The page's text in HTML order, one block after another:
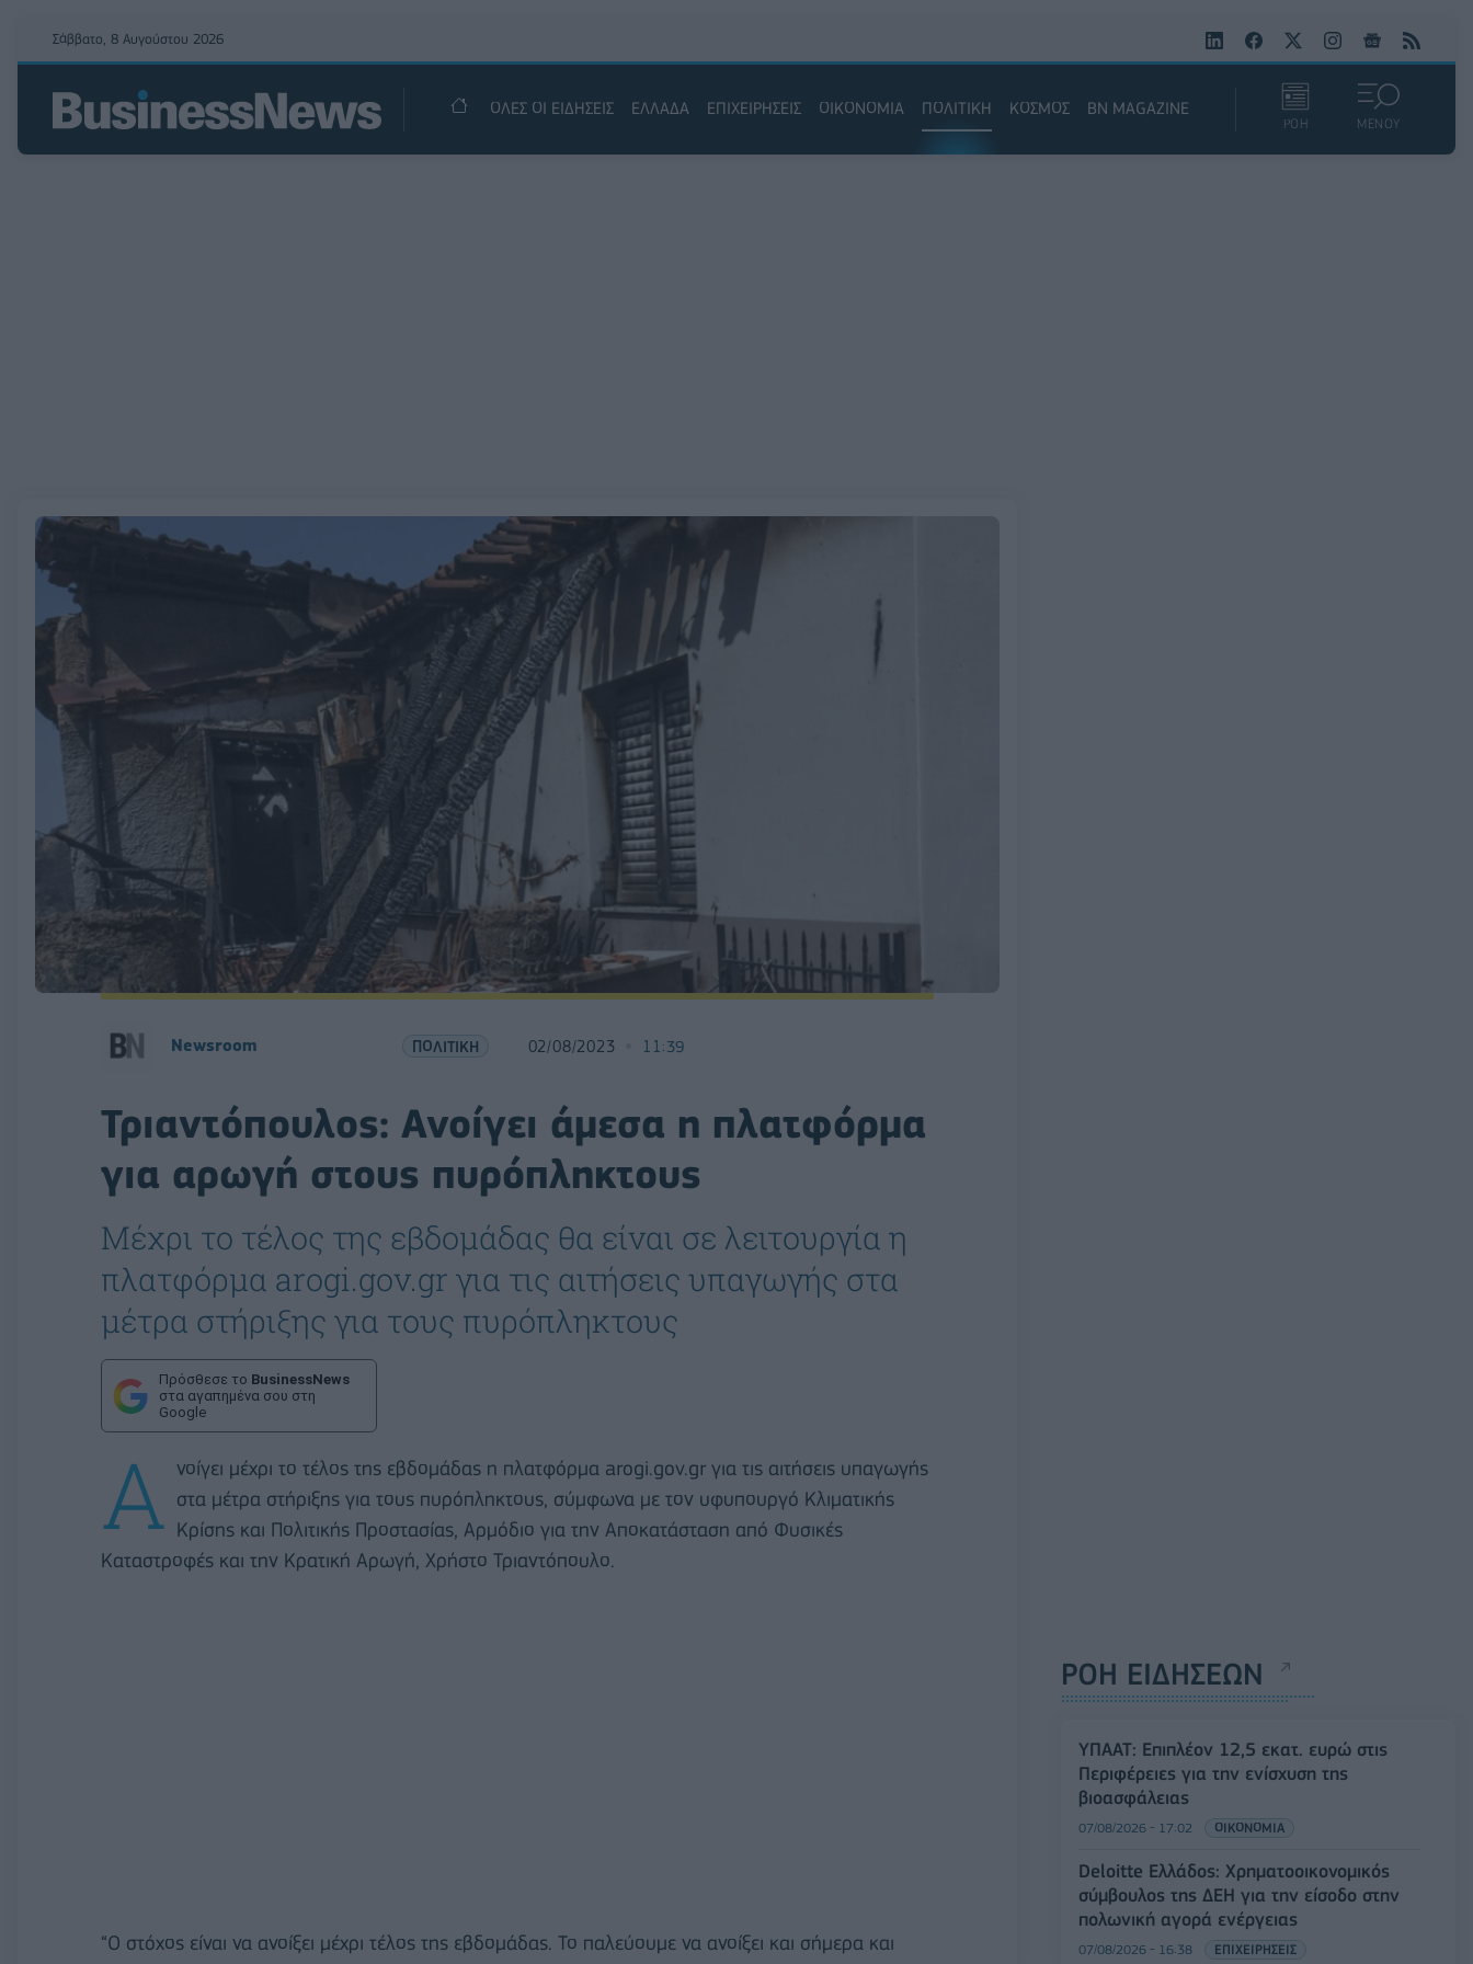
Σάββατο, 8 Αυγούστου 2026
ΟΛΕΣ ΟΙ ΕΙΔΗΣΕΙΣ ΕΛΛΑΔΑ ΕΠΙΧΕΙΡΗΣΕΙΣ ΟΙΚΟΝΟΜΙΑ ΠΟΛΙΤΙΚΗ ΚΟΣΜΟΣ BN MAGAZINE
ΡΟΗ ΜΕΝΟΥ
Newsroom ΠΟΛΙΤΙΚΗ 02/08/2023 11:39
Τριαντόπουλος: Ανοίγει άμεσα η πλατφόρμα
για αρωγή στους πυρόπληκτους
Μέχρι το τέλος της εβδομάδας θα είναι σε λειτουργία η
πλατφόρμα arogi.gov.gr για τις αιτήσεις υπαγωγής στα
μέτρα στήριξης για τους πυρόπληκτους
Πρόσθεσε το BusinessNews
στα αγαπημένα σου στη
Google
Α νοίγει μέχρι το τέλος της εβδομάδας η πλατφόρμα arogi.gov.gr για τις αιτήσεις υπαγωγής
στα μέτρα στήριξης για τους πυρόπληκτους, σύμφωνα με τον υφυπουργό Κλιματικής
Κρίσης και Πολιτικής Προστασίας, Αρμόδιο για την Αποκατάσταση από Φυσικές
Καταστροφές και την Κρατική Αρωγή, Χρήστο Τριαντόπουλο.
“Ο στόχος είναι να ανοίξει μέχρι τέλος της εβδομάδας. Το παλεύουμε να ανοίξει και σήμερα και
ΡΟΗ ΕΙΔΗΣΕΩΝ
ΥΠΑΑΤ: Επιπλέον 12,5 εκατ. ευρώ στις
Περιφέρειες για την ενίσχυση της
βιοασφάλειας
07/08/2026 - 17:02 ΟΙΚΟΝΟΜΙΑ
Deloitte Ελλάδος: Χρηματοοικονομικός
σύμβουλος της ΔΕΗ για την είσοδο στην
πολωνική αγορά ενέργειας
07/08/2026 - 16:38 ΕΠΙΧΕΙΡΗΣΕΙΣ